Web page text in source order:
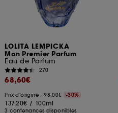
LOLITA LEMPICKA
Mon Premier Parfum
Eau de Parfum
270
68,60€
Prix d'origine : 98,00€ -30%
137,20€ / 100ml
3 contenances disponibles